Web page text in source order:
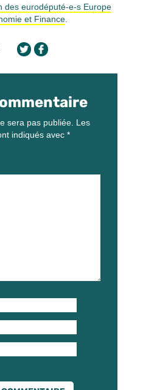
des eurodéputé-e-s Europe
et Finance
sera pas publiée. Les
indiqués avec *